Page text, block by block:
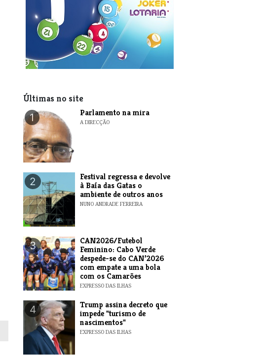
Últimas no site
1 Parlamento na mira
A DIRECÇÃO
2
Festival regressa e devolve
à Baía das Gatas o
ambiente de outros anos
NUNO ANDRADE FERREIRA
3
CAN2026/Futebol
Feminino: Cabo Verde
despede-se do CAN’2026
com empate a uma bola
com os Camarões
EXPRESSO DAS ILHAS
4
Trump assina decreto que
impede "turismo de
nascimentos"
EXPRESSO DAS ILHAS